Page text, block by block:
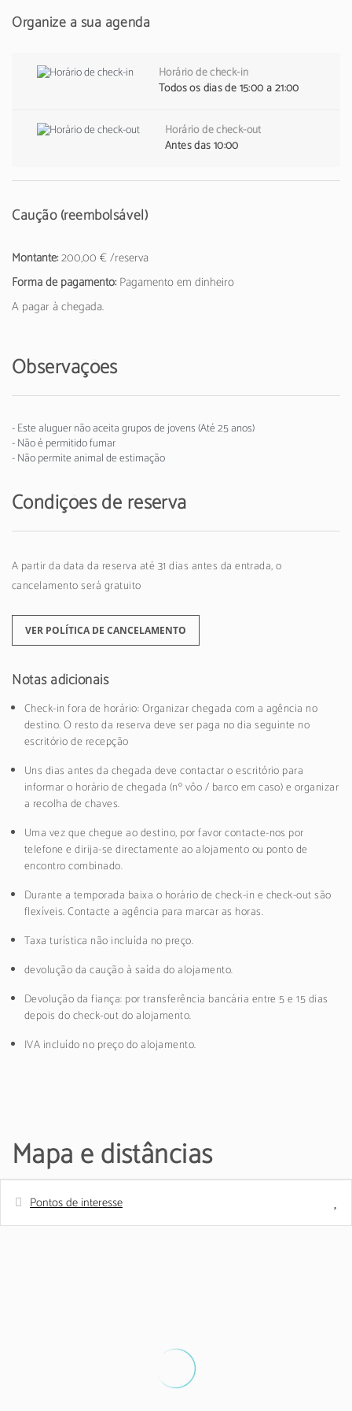
Organize a sua agenda
Horário de check-in
Todos os dias de 15:00 a 21:00
Horário de check-out
Antes das 10:00
Caução (reembolsável)
Montante:200,00 € /reserva
Forma de pagamento:Pagamento em dinheiro
A pagar à chegada.
Observações
- Este aluguer não aceita grupos de jovens (Até 25 anos)
- Não é permitido fumar
- Não permite animal de estimação
Condições de reserva
A partir da data da reserva até 31 dias antes da entrada, o
cancelamento será gratuito
VER POLÍTICA DE CANCELAMENTO
Notas adicionais
Check-in fora de horário: Organizar chegada com a agência no
destino. O resto da reserva deve ser paga no dia seguinte no
escritório de recepção
Uns dias antes da chegada deve contactar o escritório para
informar o horário de chegada (nº vôo / barco em caso) e organizar
a recolha de chaves.
Uma vez que chegue ao destino, por favor contacte-nos por
telefone e dirija-se directamente ao alojamento ou ponto de
encontro combinado.
Durante a temporada baixa o horário de check-in e check-out são
flexíveis. Contacte a agência para marcar as horas.
Taxa turística não incluída no preço.
devolução da caução à saída do alojamento.
Devolução da fiança: por transferência bancária entre 5 e 15 dias
depois do check-out do alojamento.
IVA incluído no preço do alojamento.
Mapa e distâncias
Pontos de interesse